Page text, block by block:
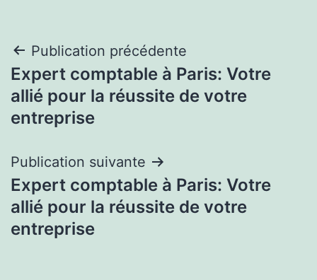
Navigation
de
l’article
Publication précédente
Expert comptable à Paris: Votre
allié pour la réussite de votre
entreprise
Publication suivante
Expert comptable à Paris: Votre
allié pour la réussite de votre
entreprise